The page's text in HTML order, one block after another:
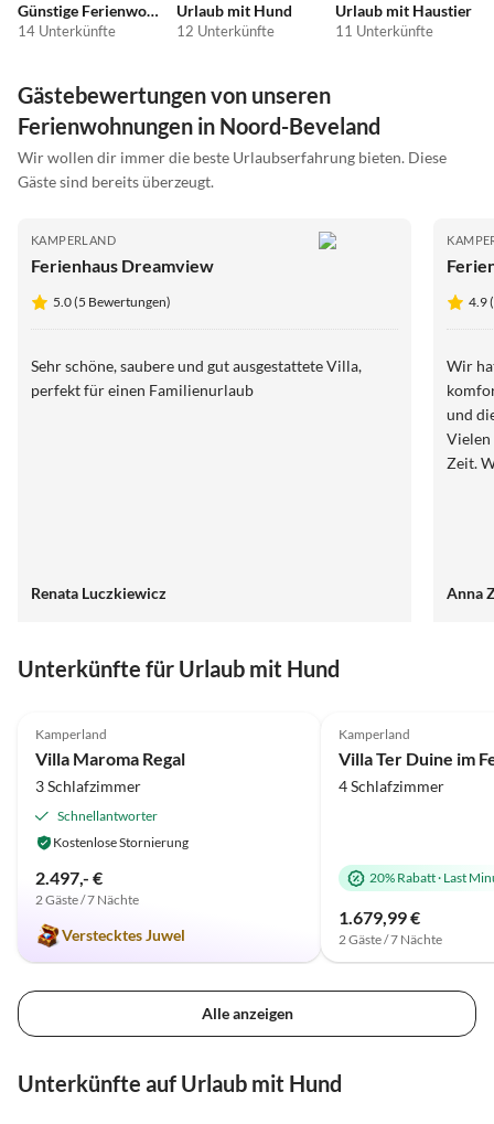
Günstige Ferienwohnungen
14 Unterkünfte
Urlaub mit Hund
12 Unterkünfte
Urlaub mit Haustier
11 Unterkünfte
Gästebewertungen von unseren
Ferienwohnungen in Noord-Beveland
Wir wollen dir immer die beste Urlaubserfahrung bieten. Diese
Gäste sind bereits überzeugt.
KAMPERLAND
Ferienhaus Dreamview
5.0 (5 Bewertungen)
Sehr schöne, saubere und gut ausgestattete Villa,
perfekt für einen Familienurlaub
Renata Luczkiewicz
4.9
Wir
und
Vielen
Zeit.
Anna
Unterkünfte für Urlaub mit Hund
Kamperland
Villa Maroma Regal
3 Schlafzimmer
Schnellantworter
Kostenlose Stornierung
2.497,- €
2 Gäste / 7 Nächte
Verstecktes Juwel
Kamperland
4 Schlafzimmer
20% Rabatt· Last
1.679,99 €
2 Gäste / 7 Nächte
Alle anzeigen
Unterkünfte auf Urlaub mit Hund